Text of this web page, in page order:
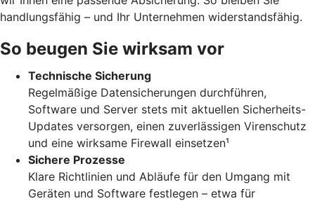
handlungsfähig – und Ihr Unternehmen widerstandsfähig.
So beugen Sie wirksam vor
Technische Sicherung
Regelmäßige Datensicherungen durchführen,
Software und Server stets mit aktuellen Sicherheits-
Updates versorgen, einen zuverlässigen Virenschutz
und eine wirksame Firewall einsetzen¹
Sichere Prozesse
Klare Richtlinien und Abläufe für den Umgang mit
Geräten und Software festlegen – etwa für